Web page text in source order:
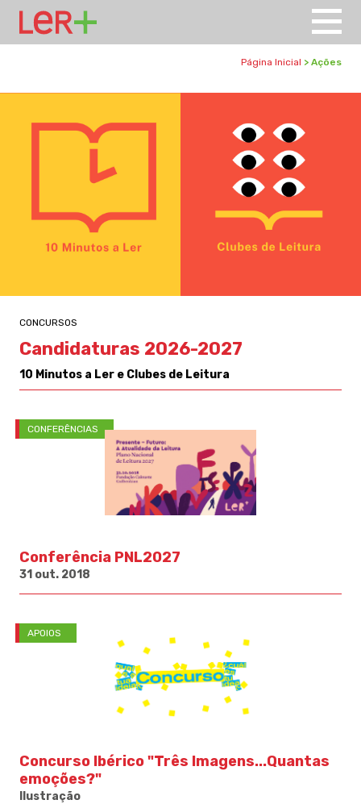
Página Inicial > Ações
CONCURSOS
Candidaturas 2026-2027
10 Minutos a Ler e Clubes de Leitura
CONFERÊNCIAS
Conferência PNL2027
31 out. 2018
APOIOS
Concurso Ibérico "Três Imagens...Quantas
emoções?"
Ilustração